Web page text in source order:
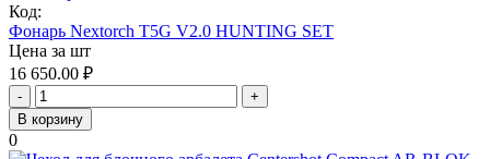
Код:
Фонарь Nextorch T5G V2.0 HUNTING SET
Цена за шт
16 650.00 ₽
-
+
В корзину
0